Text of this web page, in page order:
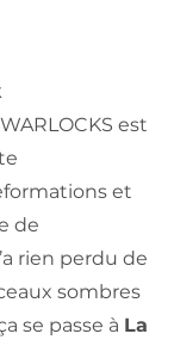
est
et
de
rien perdu de
sombres
se passe à La